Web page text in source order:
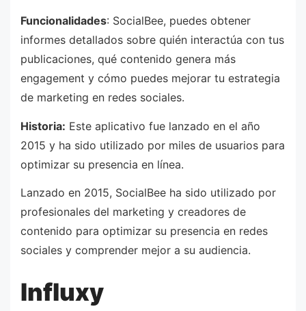
Funcionalidades: SocialBee, puedes obtener
informes detallados sobre quién interactúa con tus
publicaciones, qué contenido genera más
engagement y cómo puedes mejorar tu estrategia
de marketing en redes sociales.
Historia: Este aplicativo fue lanzado en el año
2015 y ha sido utilizado por miles de usuarios para
optimizar su presencia en línea.
Lanzado en 2015, SocialBee ha sido utilizado por
profesionales del marketing y creadores de
contenido para optimizar su presencia en redes
sociales y comprender mejor a su audiencia.
Influxy